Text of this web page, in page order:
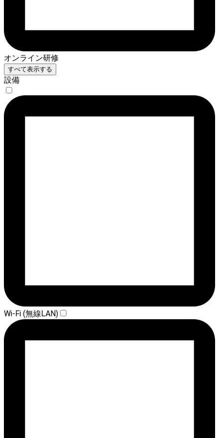
オンライン研修
すべて表示する
設備
Wi-Fi (無線LAN)